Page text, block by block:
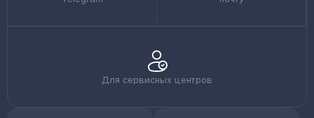
Для сервисных центров